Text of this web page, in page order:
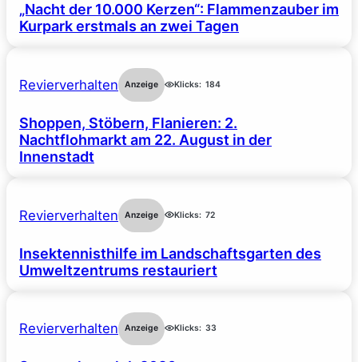
„Nacht der 10.000 Kerzen“: Flammenzauber im
Kurpark erstmals an zwei Tagen
Revierverhalten Anzeige Klicks: 184
Shoppen, Stöbern, Flanieren: 2.
Nachtflohmarkt am 22. August in der
Innenstadt
Revierverhalten Anzeige Klicks: 72
Insektennisthilfe im Landschaftsgarten des
Umweltzentrums restauriert
Revierverhalten Anzeige Klicks: 33